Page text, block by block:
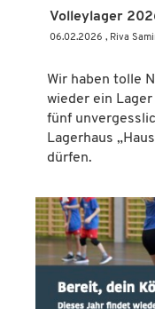
Volleylager
06.02.2026 , Riva
Wir haben tolle
wieder ein
fünf
Lagerhaus
dürfen.